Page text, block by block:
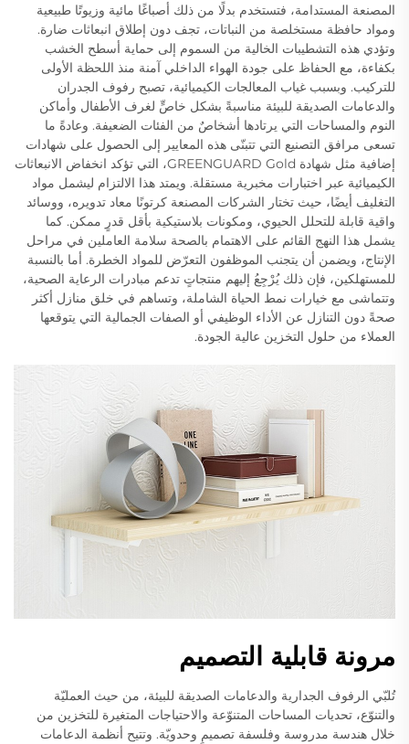
المصنعة المستدامة، فتستخدم بدلًا من ذلك أصباغًا مائية وزيوتًا طبيعية
ومواد حافظة مستخلصة من النباتات، تجف دون إطلاق انبعاثات ضارة.
وتؤدي هذه التشطيبات الخالية من السموم إلى حماية أسطح الخشب
بكفاءة، مع الحفاظ على جودة الهواء الداخلي آمنة منذ اللحظة الأولى
للتركيب. وبسبب غياب المعالجات الكيميائية، تصبح رفوف الجدران
والدعامات الصديقة للبيئة مناسبةً بشكل خاصٍّ لغرف الأطفال وأماكن
النوم والمساحات التي يرتادها أشخاصٌ من الفئات الضعيفة. وعادةً ما
تسعى مرافق التصنيع التي تتبنّى هذه المعايير إلى الحصول على شهادات
إضافية مثل شهادة GREENGUARD Gold، التي تؤكد انخفاض الانبعاثات
الكيميائية عبر اختبارات مخبرية مستقلة. ويمتد هذا الالتزام ليشمل مواد
التغليف أيضًا، حيث تختار الشركات المصنعة كرتونًا معاد تدويره، ووسائد
واقية قابلة للتحلل الحيوي، ومكونات بلاستيكية بأقل قدرٍ ممكن. كما
يشمل هذا النهج القائم على الاهتمام بالصحة سلامة العاملين في مراحل
الإنتاج، ويضمن أن يتجنب الموظفون التعرّض للمواد الخطرة. أما بالنسبة
للمستهلكين، فإن ذلك يُرْجِعُ إليهم منتجاتٍ تدعم مبادرات الرعاية الصحية،
وتتماشى مع خيارات نمط الحياة الشاملة، وتساهم في خلق منازل أكثر
صحةً دون التنازل عن الأداء الوظيفي أو الصفات الجمالية التي يتوقعها
العملاء من حلول التخزين عالية الجودة.
مرونة قابلية التصميم
تُلبّي الرفوف الجدارية والدعامات الصديقة للبيئة، من حيث العمليّة
والتنوّع، تحديات المساحات المتنوّعة والاحتياجات المتغيرة للتخزين من
خلال هندسة مدروسة وفلسفة تصميمٍ وحدويّة. وتتيح أنظمة الدعامات